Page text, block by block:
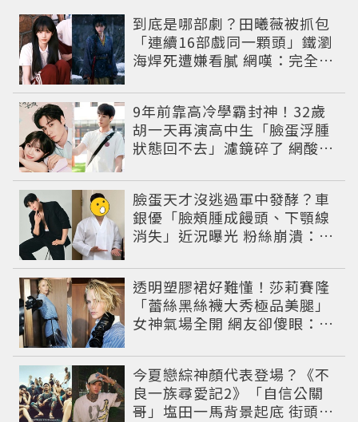
到底是哪部劇？田曦薇被抓包
「連續16部戲同一顆頭」鐵瀏
海焊死遭嫌看膩 網嘆：完全分
9年前靠高冷學霸封神！32歲
胡一天再演高中生「臉蛋浮腫
狀態回不去」濾鏡碎了 網酸：
臉蛋天才沒逃過軍中發酵？車
銀優「臉頰腫成饅頭、下顎線
消失」近況曝光 粉絲崩潰：空
透明塑膠裙好難懂！莎莉賽隆
「蕾絲黑絲襪大秀極品美腿」
女神氣場全開 網友卻傻眼：造
今夏戀綜神顏代表登場？《不
良一族尋愛記2》「自信公關
哥」塩田一馬背景起底 街頭辣